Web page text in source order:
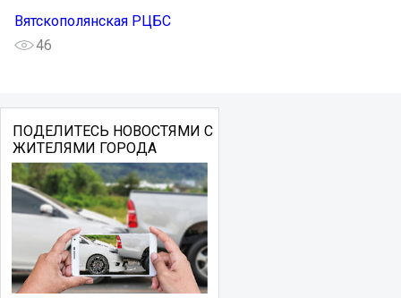
Вятскополянская РЦБС
46
ПОДЕЛИТЕСЬ НОВОСТЯМИ С
ЖИТЕЛЯМИ ГОРОДА